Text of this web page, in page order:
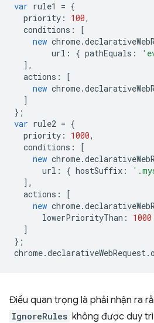
var rule1 = {
priority : 100,
conditions :
[
new chrome.
url : { pathEquals :
],
actions :
[
new chrome.
]
};
var rule2 = {
priority : 1000,
conditions :
[
new chrome.
url : { hostSuffix :
],
actions :
[
new chrome.
lowerPriorityThan : 1000
]
};
chrome.declarativeWebRequest.
Điều quan trọng là phải nhận ra
IgnoreRules không được duy